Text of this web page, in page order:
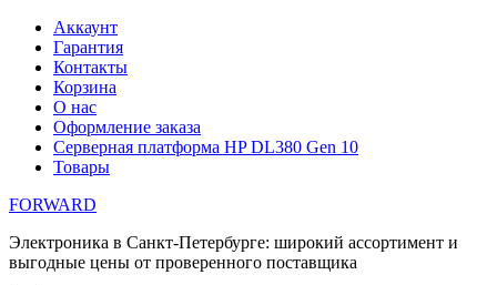
Перейти
содержимому
Аккаунт
Гарантия
Контакты
Корзина
О нас
Оформление заказа
Серверная платформа HP DL380 Gen 10
Товары
FORWARD
Электроника в Санкт-Петербурге: широкий ассортимент и
выгодные цены от проверенного поставщика